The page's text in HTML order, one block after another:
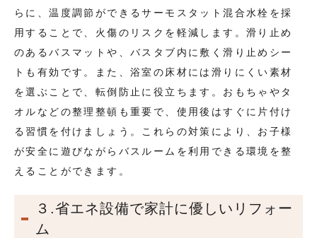
らに、温度調節ができるサーモスタット混合水栓を採
用することで、火傷のリスクを軽減します。滑り止め
のあるバスマットや、バスタブ内に敷く滑り止めシー
トも有効です。また、浴室の床材には滑りにくい素材
を選ぶことで、転倒防止に役立ちます。おもちゃやタ
オルなどの整理整頓も重要で、使用後はすぐに片付け
る習慣を付けましょう。これらの対策により、お子様
が安全に遊びながらバスルームを利用できる環境を整
えることができます。
３.省エネ設備で家計に優しいリフォー
ム